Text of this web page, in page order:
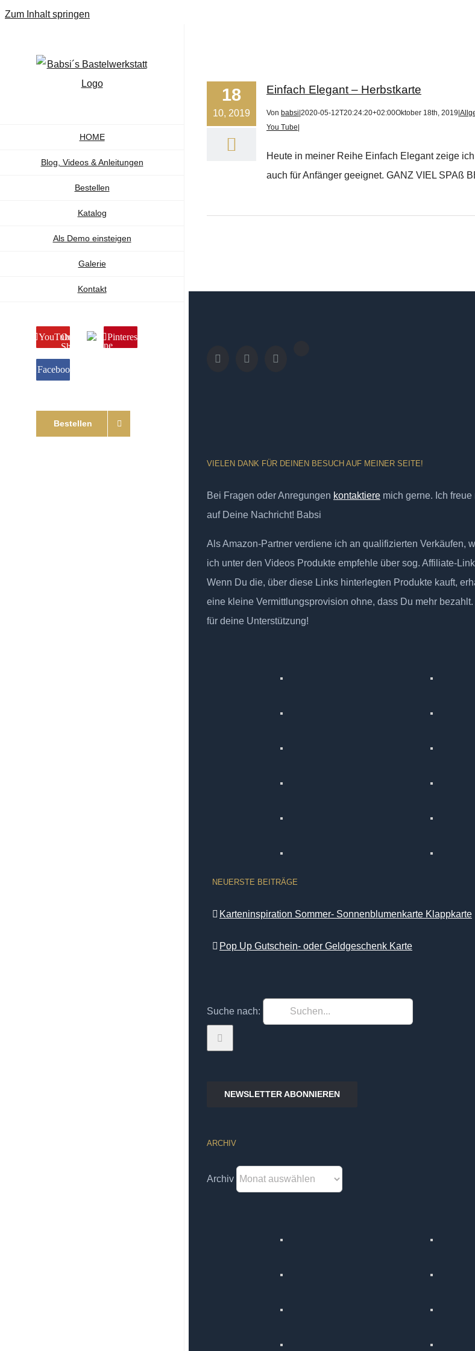
Zum Inhalt springen
HOME
Blog, Videos & Anleitungen
Bestellen
Katalog
Als Demo einsteigen
Galerie
Kontakt
YouTubeOnline
Shop
Pinterest
Facebook
Bestellen
18
10, 2019
Einfach Elegant – Herbstkarte
Von babsi 2020-05-12T20:24:20+02:00Oktober 18th, 2019
You Tube
Heute in meiner Reihe Einfach Elegant zeige
auch für Anfänger geeignet. GANZ VIEL SPAß
VIELEN DANK FÜR DEINEN BESUCH AUF MEINER SEITE!
Bei Fragen oder Anregungen kontaktiere mich gerne. Ich freue
auf Deine Nachricht! Babsi
Als Amazon-Partner verdiene ich an qualifizierten Verkäufen,
ich unter den Videos Produkte empfehle über sog. Affiliate-
Wenn Du die, über diese Links hinterlegten Produkte kauft,
eine kleine Vermittlungsprovision ohne, dass Du mehr
für deine Unterstützung!
NEUERSTE BEITRÄGE
Karteninspiration Sommer- Sonnenblumenkarte Klappkarte
Pop Up Gutschein- oder Geldgeschenk Karte
Suche nach:
NEWSLETTER ABONNIEREN
ARCHIV
Archiv